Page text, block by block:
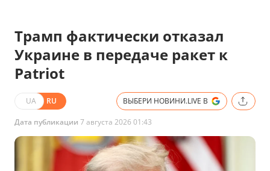
Трамп фактически отказал
Украине в передаче ракет к
Patriot
UA RU ВЫБЕРИ НОВИНИ.LIVE В
Дата публикации 7 августа 2026 01:43